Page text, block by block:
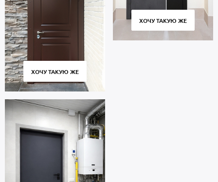
ХОЧУ ТАКУЮ ЖЕ
ХОЧУ ТАКУЮ ЖЕ